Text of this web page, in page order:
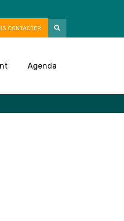
CONTACTER
Agenda